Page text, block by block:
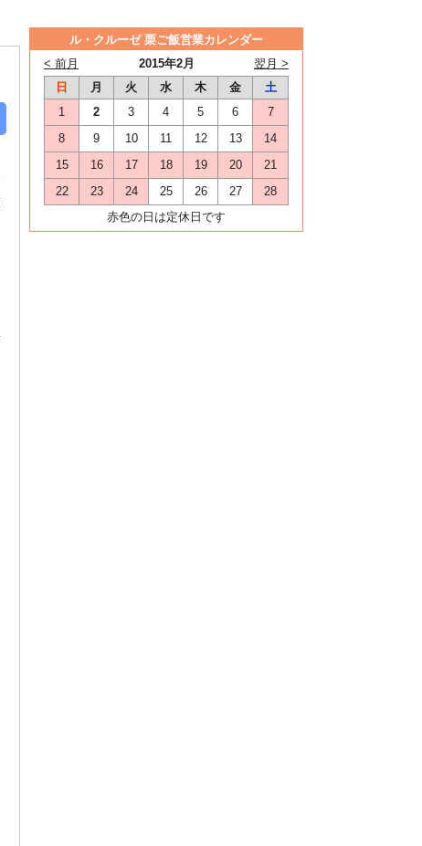
ル・クルーゼ 栗ご飯営業カレンダー
2015年2月
< 前月
翌月 >
日
月 火 水 木 金
土
1
2 3 4 5 6
7
8
9 10 11 12 13
14
15
16 17 18 19 20
21
22
23 24 25 26 27
28
赤色の日は定休日です